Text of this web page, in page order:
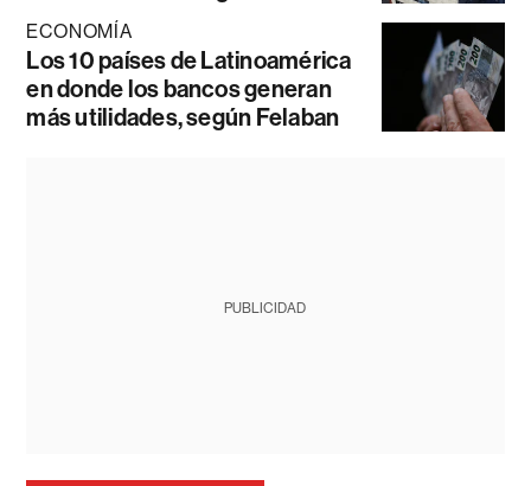
ECONOMÍA
Los 10 países de Latinoamérica
en donde los bancos generan
más utilidades, según Felaban
PUBLICIDAD